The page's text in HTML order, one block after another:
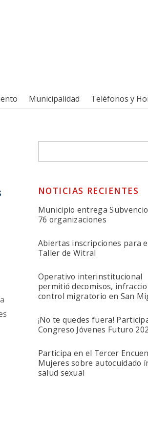
Municipalidad Teléfonos y
NOTICIAS RECIENTES
Municipio entrega
76 organizaciones
Abiertas inscripciones para
Taller de Witral
Operativo interinstitucional
permitió decomisos,
control migratorio en San
¡No te quedes fuera!
Congreso Jóvenes Futuro
Participa en el Tercer
Mujeres sobre autocuidado
salud sexual